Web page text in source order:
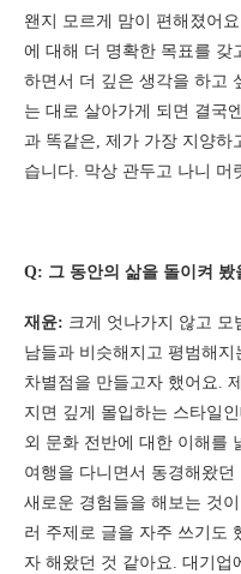
왠지 모르게 맘이 편해졌어
에 대해 더 명확한 목표를 갖
하면서 더 깊은 생각을 하고
는 대로 살아가게 되면 결국
과 똑같은, 제가 가장 지양하
습니다. 막상 관두고 나니 머
Q: 그 동안의 삶을 돌이켜
재윤: 크게 엇나가지 않고
남들과 비슷해지고 평범해
차별점을 만들고자 했어요.
지면 깊게 몰입하는 스타일
외 문화 전반에 대한 이해를
여행을 다니면서 동경해왔
새로운 경험들을 해보는 것
러 주제로 글을 자주 쓰기도
자 해왔던 것 같아요. 대기업